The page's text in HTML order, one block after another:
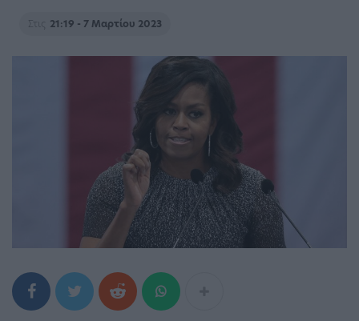
Στις 21:19 - 7 Μαρτίου 2023